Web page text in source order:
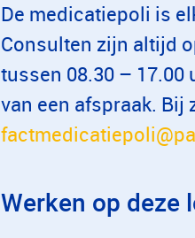
De medicatiepoli is
Consulten zijn altijd
tussen 08.30 – 17.00
van een afspraak. Bij
Werken op deze